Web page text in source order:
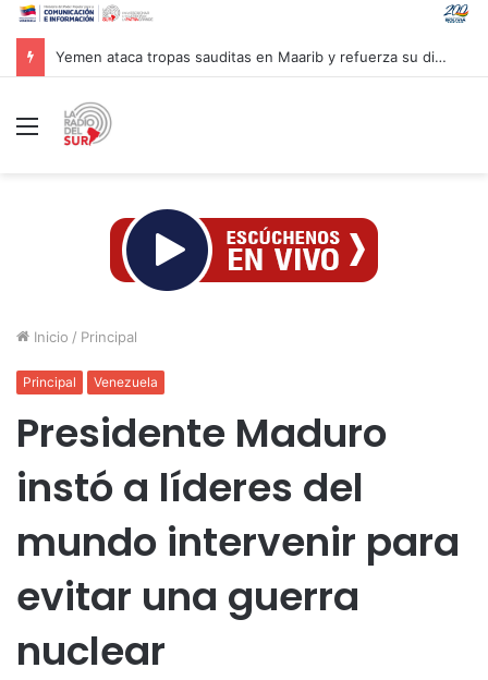
Yemen ataca tropas sauditas en Maarib y refuerza su disuasión
Menú
Inicio / Principal
Principal Venezuela
Presidente Maduro
instó a líderes del
mundo intervenir para
evitar una guerra
nuclear